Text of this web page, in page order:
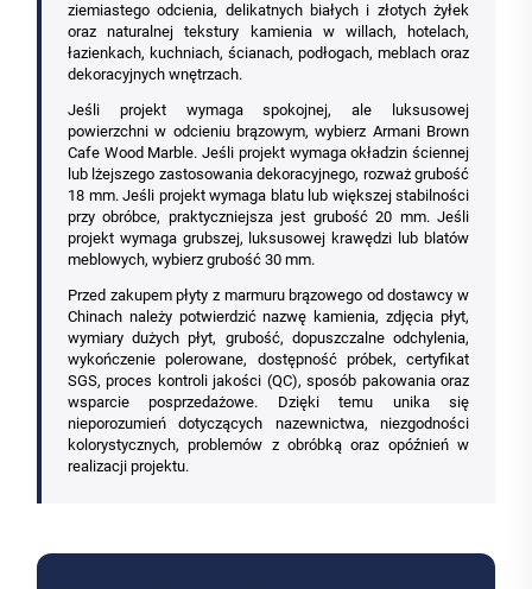
ziemiastego odcienia, delikatnych białych i złotych żyłek
oraz naturalnej tekstury kamienia w willach, hotelach,
łazienkach, kuchniach, ścianach, podłogach, meblach oraz
dekoracyjnych wnętrzach.
Jeśli projekt wymaga spokojnej, ale luksusowej
powierzchni w odcieniu brązowym, wybierz Armani Brown
Cafe Wood Marble. Jeśli projekt wymaga okładzin ściennej
lub lżejszego zastosowania dekoracyjnego, rozważ grubość
18 mm. Jeśli projekt wymaga blatu lub większej stabilności
przy obróbce, praktyczniejsza jest grubość 20 mm. Jeśli
projekt wymaga grubszej, luksusowej krawędzi lub blatów
meblowych, wybierz grubość 30 mm.
Przed zakupem płyty z marmuru brązowego od dostawcy w
Chinach należy potwierdzić nazwę kamienia, zdjęcia płyt,
wymiary dużych płyt, grubość, dopuszczalne odchylenia,
wykończenie polerowane, dostępność próbek, certyfikat
SGS, proces kontroli jakości (QC), sposób pakowania oraz
wsparcie posprzedażowe. Dzięki temu unika się
nieporozumień dotyczących nazewnictwa, niezgodności
kolorystycznych, problemów z obróbką oraz opóźnień w
realizacji projektu.